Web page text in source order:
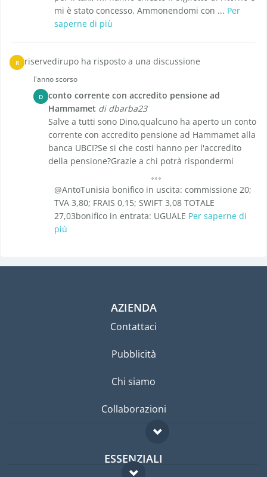
mi è stato concesso. Ammonendomi con ... Per
saperne di più
R riservedirupo ha risposto a una discussione
l'anno scorso
D
conto corrente con accredito pensione ad
Hammamet di dbarba23
Salve a tutti sono Dino,qualcuno ha aperto un conto
corrente con accredito pensione ad Hammamet alla
banca UBCI?Se si che costi hanno per l'accredito
della pensione?Grazie a chi potrà rispondermi
@AntoTunisia bonifico in uscita: commissione 20;
TVA 3,80; FRAIS 0,15; SWIFT 3,08 TOTALE
27,03bonifico in entrata: UGUALE Per saperne di
più
AZIENDA
Contattaci
Pubblicità
Chi siamo
Collaborazioni
ESSENZIALI